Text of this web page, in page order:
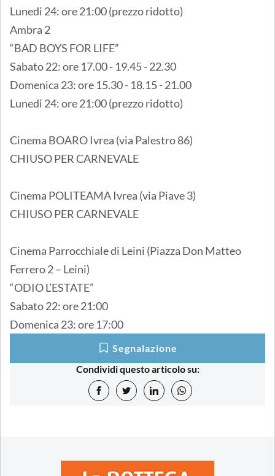
Lunedi 24: ore 21:00 (prezzo ridotto)
Ambra 2
“BAD BOYS FOR LIFE”
Sabato 22: ore 17.00 - 19.45 - 22.30
Domenica 23: ore 15.30 - 18.15 - 21.00
Lunedi 24: ore 21:00 (prezzo ridotto)
Cinema BOARO Ivrea (via Palestro 86)
CHIUSO PER CARNEVALE
Cinema POLITEAMA Ivrea (via Piave 3)
CHIUSO PER CARNEVALE
Cinema Parrocchiale di Leini (Piazza Don Matteo
Ferrero 2 – Leini)
“ODIO L’ESTATE”
Sabato 22: ore 21:00
Domenica 23: ore 17:00
Segnalazione
Condividi questo articolo su: